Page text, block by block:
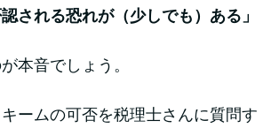
される恐れが（少しでも）ある」
本音でしょう。
ームの可否を税理士さんに質問す